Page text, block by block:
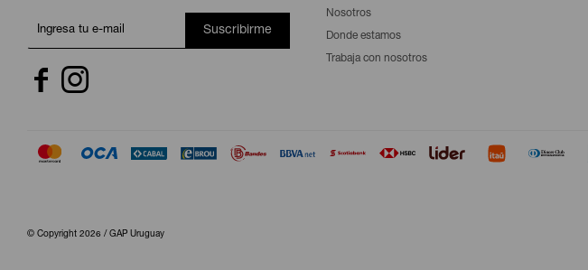
Suscribirme
 
Nosotros
Donde estamos
Trabaja con nosotros
© Copyright 2026 / GAP Uruguay